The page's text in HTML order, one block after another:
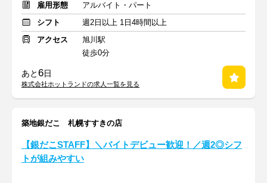
雇用形態
アルバイト・パート
シフト
週2日以上 1日4時間以上
アクセス
旭川駅
徒歩0分
あと6日
株式会社ホットランドの求人一覧を見る
築地銀だこ 札幌すすきの店
【銀だこSTAFF】＼バイトデビュー歓迎！／週2◎シフ
トが組みやすい